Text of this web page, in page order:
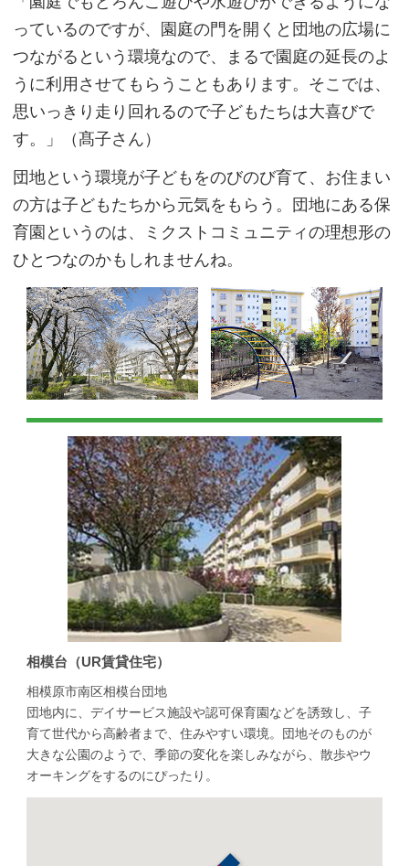
っているのですが、園庭の門を開くと団地の広場に
つながるという環境なので、まるで園庭の延長のよ
うに利用させてもらうこともあります。そこでは、
思いっきり走り回れるので子どもたちは大喜びで
す。」（髙子さん）
団地という環境が子どもをのびのび育て、お住まい
の方は子どもたちから元気をもらう。団地にある保
育園というのは、ミクストコミュニティの理想形の
ひとつなのかもしれませんね。
相模台（UR賃貸住宅）
相模原市南区相模台団地
団地内に、デイサービス施設や認可保育園などを誘致し、子
育て世代から高齢者まで、住みやすい環境。団地そのものが
大きな公園のようで、季節の変化を楽しみながら、散歩やウ
オーキングをするのにぴったり。